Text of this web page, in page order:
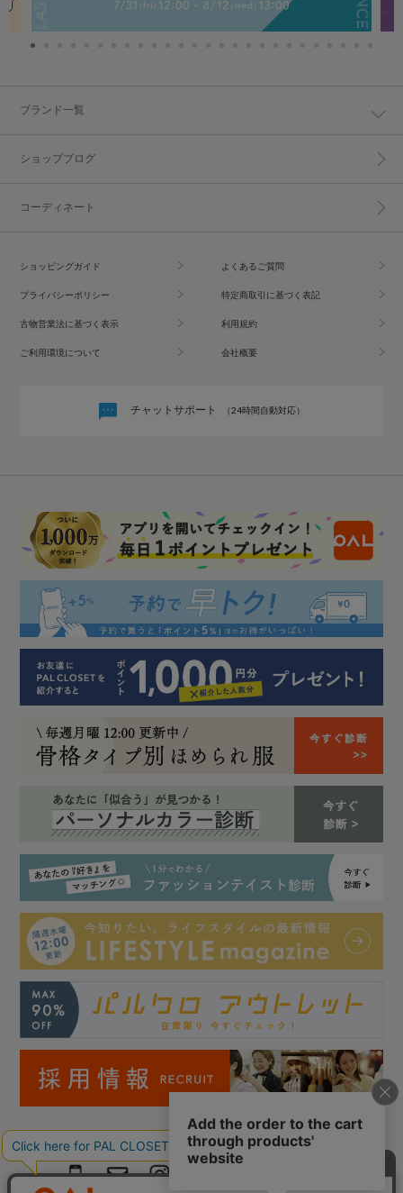
ブランド一覧
ショップブログ
コーディネート
ショッピングガイド よくあるご質問
プライバシーポリシー 特定商取引に基づく表記
古物営業法に基づく表示 利用規約
ご利用環境について 会社概要
チャットサポート （24時間自動対応）